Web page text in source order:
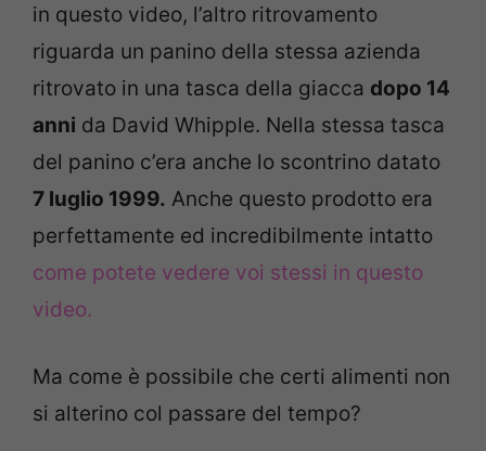
in questo video, l’altro ritrovamento
riguarda un panino della stessa azienda
ritrovato in una tasca della giacca dopo 14
anni da David Whipple. Nella stessa tasca
del panino c’era anche lo scontrino datato
7 luglio 1999. Anche questo prodotto era
perfettamente ed incredibilmente intatto
come potete vedere voi stessi in questo
video.
Ma come è possibile che certi alimenti non
si alterino col passare del tempo?